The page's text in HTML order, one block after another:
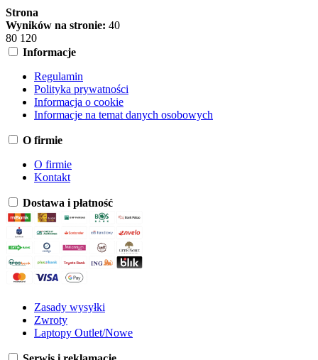
Strona
Wyników na stronie: 40
80 120
Informacje
Regulamin
Polityka prywatności
Informacja o cookie
Informacje na temat danych osobowych
O firmie
O firmie
Kontakt
Dostawa i płatność
Zasady wysyłki
Zwroty
Laptopy Outlet/Nowe